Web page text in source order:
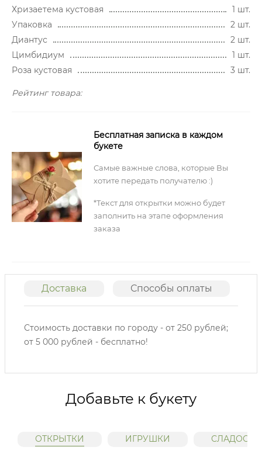
Хризаетема кустовая
1 шт.
Упаковка
2 шт.
Диантус
2 шт.
Цимбидиум
1 шт.
Роза кустовая
3 шт.
Рейтинг товара:
Бесплатная записка в каждом
букете
Самые важные слова, которые Вы
хотите передать получателю :)
*Текст для открытки можно будет
заполнить на этапе оформления
заказа
Доставка Способы оплаты
Стоимость доставки по городу - от 250 рублей;
от 5 000 рублей - бесплатно!
Добавьте к букету
ОТКРЫТКИ ИГРУШКИ СЛАДОСТИ